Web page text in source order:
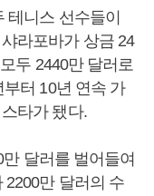
니스 선수들이
라포바가 상금 24
두 2440만 달러로
터 10년 연속 가
타가 됐다.
달러를 벌어들여
2200만 달러의 수